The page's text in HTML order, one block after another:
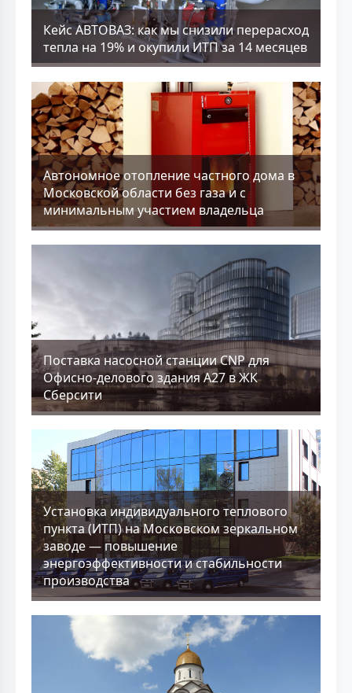
Кейс АВТОВАЗ: как мы снизили перерасход
тепла на 19% и окупили ИТП за 14 месяцев
Aвтономное отопление частного дома в
Московской области без газа и с
минимальным участием владельца
Поставка насосной станции CNP для
Офисно-делового здания А27 в ЖК
Сберсити
Установка индивидуального теплового
пункта (ИТП) на Московском зеркальном
заводе — повышение
энергоэффективности и стабильности
производства